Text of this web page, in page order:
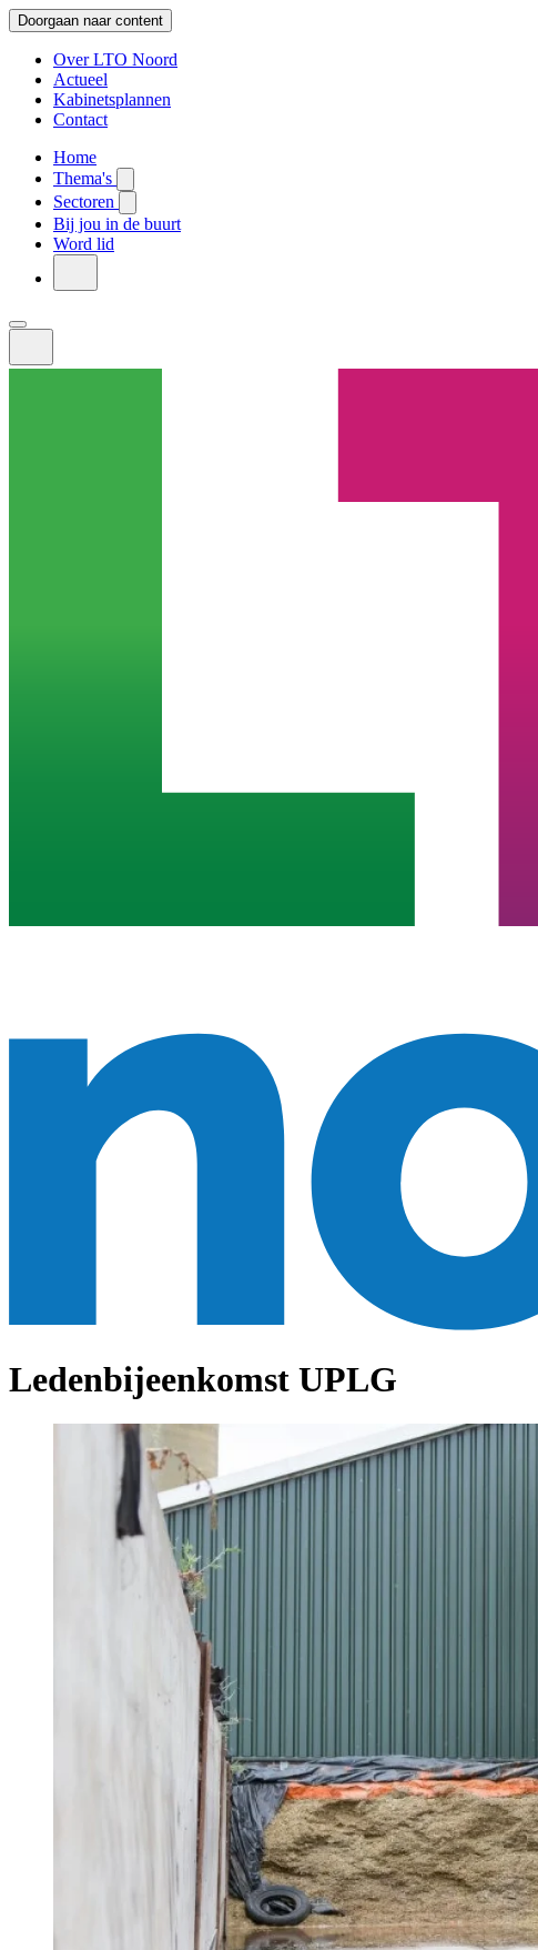
Doorgaan naar content
Over LTO Noord
Actueel
Kabinetsplannen
Contact
Home
Thema's
Sectoren
Bij jou in de buurt
Word lid
Ledenbijeenkomst UPLG